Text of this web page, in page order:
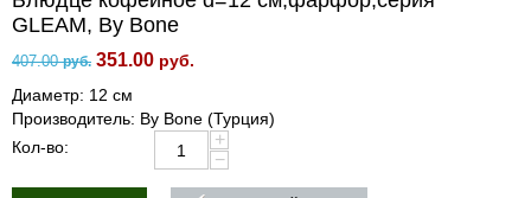
GLEAM, By Bone
407.00 руб. 351.00 руб.
Диаметр: 12 см
Производитель: By Bone (Турция)
Кол-во:
+
−